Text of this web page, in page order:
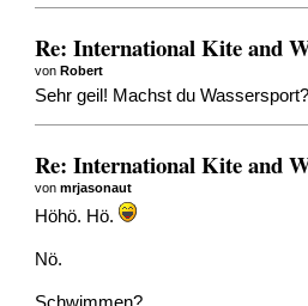
Re: International Kite and
vonRobert
Sehr geil! Machst du
Re: International Kite and
vonmrjasonaut
Höhö. Hö.
Nö.